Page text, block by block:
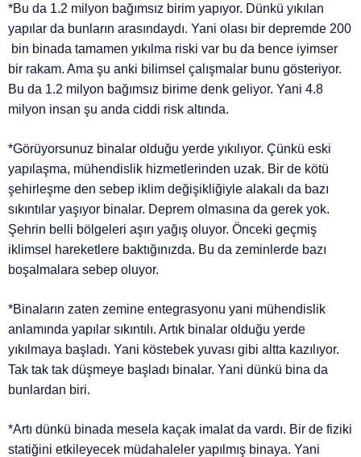
*Bu da 1.2 milyon bağımsız birim yapıyor. Dünkü yıkılan
yapılar da bunların arasındaydı. Yani olası bir depremde 200
bin binada tamamen yıkılma riski var bu da bence iyimser
bir rakam. Ama şu anki bilimsel çalışmalar bunu gösteriyor.
Bu da 1.2 milyon bağımsız birime denk geliyor. Yani 4.8
milyon insan şu anda ciddi risk altında.
*Görüyorsunuz binalar olduğu yerde yıkılıyor. Çünkü eski
yapılaşma, mühendislik hizmetlerinden uzak. Bir de kötü
şehirleşme den sebep iklim değişikliğiyle alakalı da bazı
sıkıntılar yaşıyor binalar. Deprem olmasına da gerek yok.
Şehrin belli bölgeleri aşırı yağış oluyor. Önceki geçmiş
iklimsel hareketlere baktığınızda. Bu da zeminlerde bazı
boşalmalara sebep oluyor.
*Binaların zaten zemine entegrasyonu yani mühendislik
anlamında yapılar sıkıntılı. Artık binalar olduğu yerde
yıkılmaya başladı. Yani köstebek yuvası gibi altta kazılıyor.
Tak tak tak düşmeye başladı binalar. Yani dünkü bina da
bunlardan biri.
*Artı dünkü binada mesela kaçak imalat da vardı. Bir de fiziki
statiğini etkileyecek müdahaleler yapılmış binaya. Yani